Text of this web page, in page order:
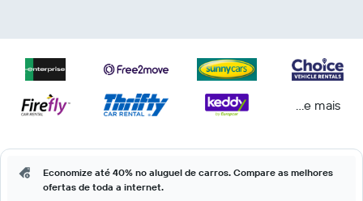
...e mais
Economize até 40% no aluguel de carros. Compare as melhores
ofertas de toda a internet.